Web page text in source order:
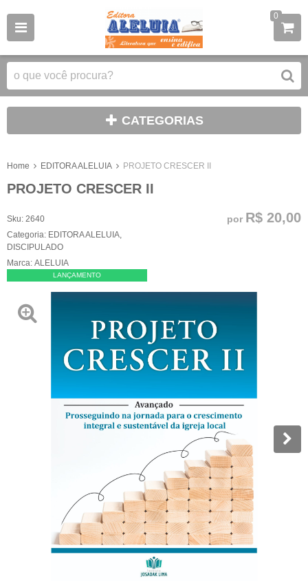
0
CATEGORIAS
Home EDITORA ALELUIA PROJETO CRESCER II
PROJETO CRESCER II
Sku: 2640
Categoria: EDITORA ALELUIA
DISCIPULADO
Marca: ALELUIA
LANÇAMENTO
por R$ 20,00